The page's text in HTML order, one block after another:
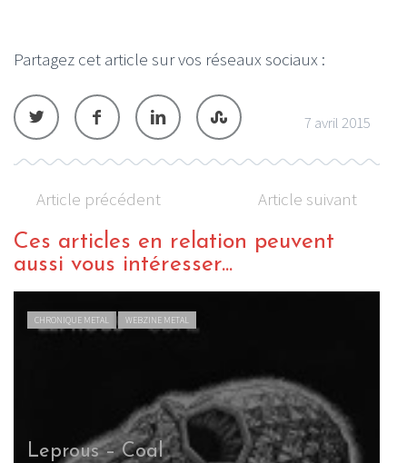
Partagez cet article sur vos réseaux sociaux :
7 avril 2015
Article précédent Article suivant
Ces articles en relation peuvent
aussi vous intéresser...
ACTU METAL WEBZINE METAL
Leprous : nouvel extrait du
album !